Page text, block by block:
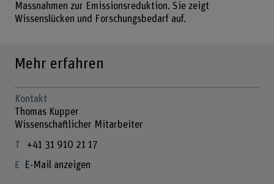
Massnahmen zur Emissionsreduktion. Sie zeigt
Wissenslücken und Forschungsbedarf auf.
Mehr erfahren
Kontakt
Thomas Kupper
Wissenschaftlicher Mitarbeiter
+41 31 910 21 17
E-Mail anzeigen